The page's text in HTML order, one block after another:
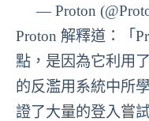
— Proton
Proton 解釋道：「
點，是因為它利用
的反濫用系統中所
證了大量的登入嘗